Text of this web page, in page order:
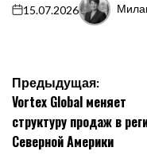
on
15.07.2026
Запись
Навигация
по
записям
Предыдущая:
Vortex Global меняет
структуру продаж в
Северной Америки